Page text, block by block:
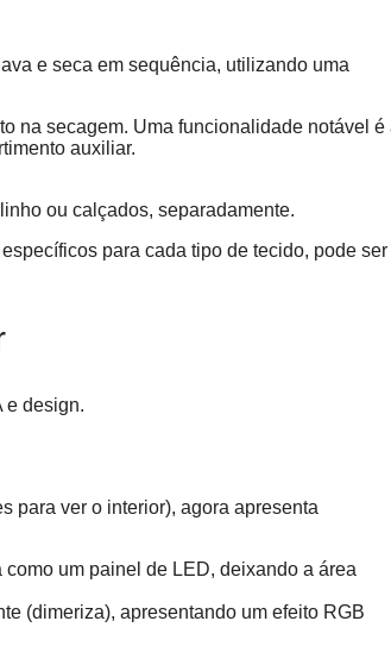
e seca em sequência, utilizando uma
na secagem. Uma funcionalidade notável é
auxiliar.
ou calçados, separadamente.
para cada tipo de tecido, pode ser
e design.
para ver o interior), agora apresenta
um painel de LED, deixando a área
(dimeriza), apresentando um efeito RGB